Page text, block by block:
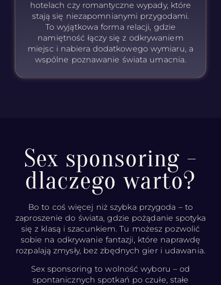
hotelach czy romantyczne wypady, które
stają się niezapomnianymi przygodami.
To wyjątkowa forma relacji, gdzie
namiętność łączy się z odkrywaniem
miejsc i nabiera dodatkowego wymiaru, a
wspólne poznawanie świata umacnia.
Sex sponsoring -
dlaczego warto?
Bo to coś więcej niż szybka przygoda – to
zaproszenie do świata, gdzie pożądanie spotyka
się z klasą i szacunkiem. Tu możesz pozwolić
sobie na odkrywanie fantazji, które naprawdę
rozpalają zmysły, bez zbędnych gier i udawania.
Sex sponsoring to wolność wyboru – od
spontanicznych spotkań po czułe, stałe